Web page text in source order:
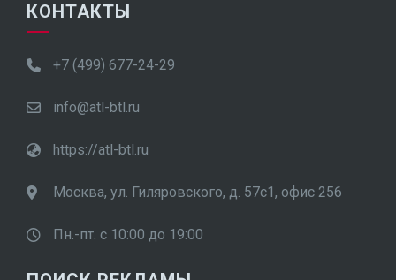
КОНТАКТЫ
+7 (499) 677-24-29
info@atl-btl.ru
https://atl-btl.ru
Москва, ул. Гиляровского, д. 57с1, офис 256
Пн.-пт. с 10:00 до 19:00